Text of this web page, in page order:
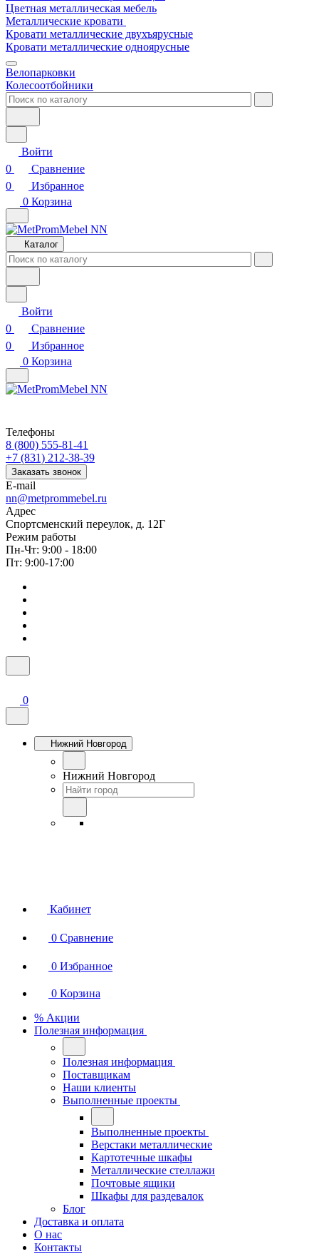
Цветная металлическая мебель
Металлические кровати
Кровати металлические двухъярусные
Кровати металлические одноярусные
Велопарковки
Колесоотбойники
Войти
0
Сравнение
0
Избранное
0 Корзина
Каталог
Войти
0
Сравнение
0
Избранное
0 Корзина
Телефоны
8 (800) 555-81-41
+7 (831) 212-38-39
Заказать звонок
E-mail
nn@metprommebel.ru
Адрес
Спортсменский переулок, д. 12Г
Режим работы
Пн-Чт: 9:00 - 18:00
Пт: 9:00-17:00
0
Нижний Новгород
Нижний Новгород
Кабинет
0 Сравнение
0 Избранное
0 Корзина
% Акции
Полезная информация
Полезная информация
Поставщикам
Наши клиенты
Выполненные проекты
Выполненные проекты
Верстаки металлические
Картотечные шкафы
Металлические стеллажи
Почтовые ящики
Шкафы для раздевалок
Блог
Доставка и оплата
О нас
Контакты